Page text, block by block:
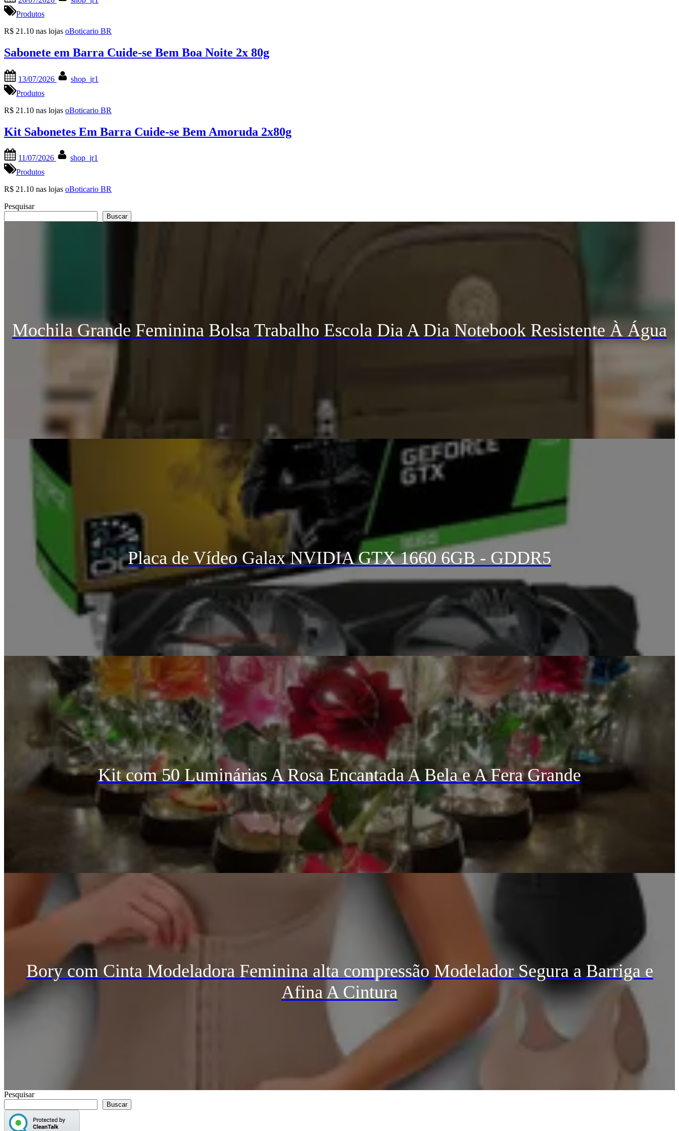
on
Produtos
R$ 21.10 nas lojas oBoticario BR
Sabonete em Barra Cuide-se Bem Boa Noite 2x 80g
on
13/07/2026
shop_jr1
Produtos
R$ 21.10 nas lojas oBoticario BR
Kit Sabonetes Em Barra Cuide-se Bem Amoruda 2x80g
on
11/07/2026
shop_jr1
Produtos
R$ 21.10 nas lojas oBoticario BR
Pesquisar
Buscar
Mochila Grande Feminina Bolsa Trabalho Escola Dia A Dia Notebook Resistente À Água
Placa de Vídeo Galax NVIDIA GTX 1660 6GB - GDDR5
Kit com 50 Luminárias A Rosa Encantada A Bela e A Fera Grande
Bory com Cinta Modeladora Feminina alta compressão Modelador Segura a Barriga e
Afina A Cintura
Pesquisar
Buscar